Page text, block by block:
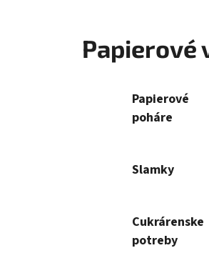
Papierové
Papierové
poháre
Slamky
Cukrárenske
potreby